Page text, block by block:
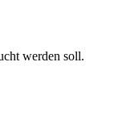
werden soll.